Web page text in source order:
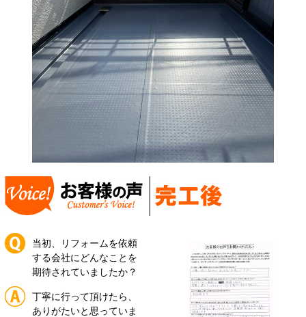
当初、リフォームを依頼
する会社にどんなことを
期待されていましたか？
丁寧に行って頂けたら、
ありがたいと思っていま